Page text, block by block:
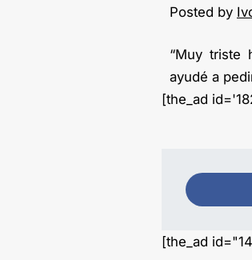
Posted by
“Muy triste
ayudé a
[the_ad
[the_ad